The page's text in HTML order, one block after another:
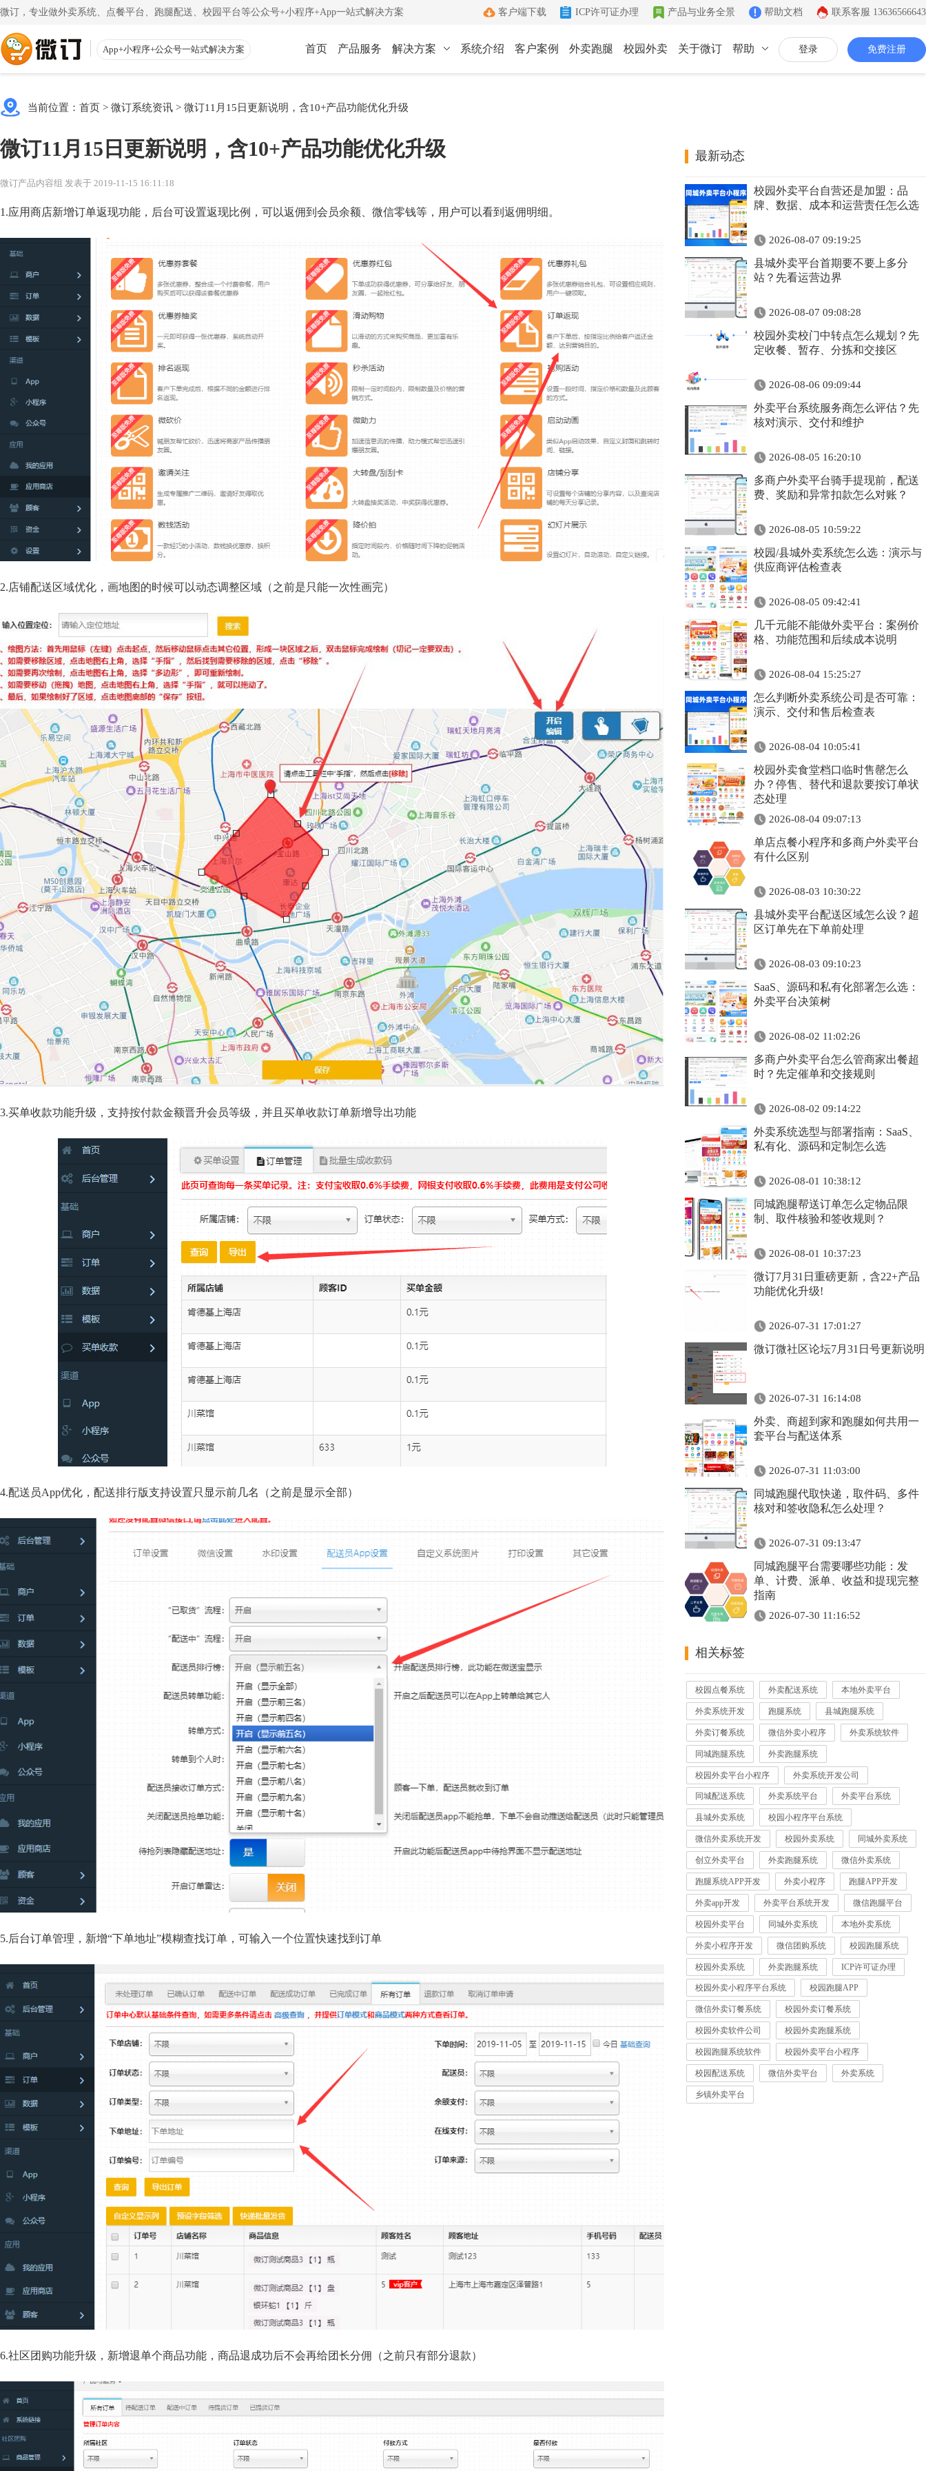
微订，专业做外卖系统、点餐平台、跑腿配送、校园平台等公众号+小程序+App一站式解决方案 联系客服 13636566643
帮助文档
产品与业务全景
ICP许可证办理
客户端下载
App+小程序+公众号一站式解决方案 登录 免费注册
首页 产品服务 解决方案
渠道 公众号 小程序
同城生活信息发布 连接你的客户和粉丝
系统介绍 客户案例 外卖跑腿 校园外卖 关于微订 帮助
使用教程
注册小程序和公众号帐号
初级教程
一步一步视频讲解
帮助中心
常见问题解疑
App下载
手机端的管理客户端
店铺收银管家
粉丝交流沟通工具
标准化六步流程
成功案例
累计服务超过1000+
致力于移动互联网开发
有影响力的互联网企业
公司资质
证件齐全，安全放心
联系我们
7*12小时在线咨询
当前位置： 首页 > 微订系统资讯 > 微订11月15日更新说明，含10+产品功能优化升级
微订11月15日更新说明，含10+产品功能优化升级
微订产品内容组 发表于 2019-11-15 16:11:18
1.应用商店新增订单返现功能，后台可设置返现比例，可以返佣到会员余额、微信零钱等，用户可以看到返佣明细。
2.店铺配送区域优化，画地图的时候可以动态调整区域（之前是只能一次性画完）
3.买单收款功能升级，支持按付款金额晋升会员等级，并且买单收款订单新增导出功能
4.配送员App优化，配送排行版支持设置只显示前几名（之前是显示全部）
5.后台订单管理，新增“下单地址”模糊查找订单，可输入一个位置快速找到订单
6.社区团购功能升级，新增退单个商品功能，商品退成功后不会再给团长分佣（之前只有部分退款）
最新动态
校园外卖平台自营还是加盟：品
牌、数据、成本和运营责任怎么选
2026-08-07 09:19:25
县城外卖平台首期要不要上多分
站？先看运营边界
2026-08-07 09:08:28
校园外卖校门中转点怎么规划？先
定收餐、暂存、分拣和交接区
2026-08-06 09:09:44
外卖平台系统服务商怎么评估？先
核对演示、交付和维护
2026-08-05 16:20:10
多商户外卖平台骑手提现前，配送
费、奖励和异常扣款怎么对账？
2026-08-05 10:59:22
校园/县城外卖系统怎么选：演示与
供应商评估检查表
2026-08-05 09:42:41
几千元能不能做外卖平台：案例价
格、功能范围和后续成本说明
2026-08-04 15:25:27
怎么判断外卖系统公司是否可靠：
演示、交付和售后检查表
2026-08-04 10:05:41
校园外卖食堂档口临时售罄怎么
办？停售、替代和退款要按订单状
态处理
2026-08-04 09:07:13
单店点餐小程序和多商户外卖平台
有什么区别
2026-08-03 10:30:22
县城外卖平台配送区域怎么设？超
区订单先在下单前处理
2026-08-03 09:10:23
SaaS、源码和私有化部署怎么选：
外卖平台决策树
2026-08-02 11:02:26
多商户外卖平台怎么管商家出餐超
时？先定催单和交接规则
2026-08-02 09:14:22
外卖系统选型与部署指南：SaaS、
私有化、源码和定制怎么选
2026-08-01 10:38:12
同城跑腿帮送订单怎么定物品限
制、取件核验和签收规则？
2026-08-01 10:37:23
微订7月31日重磅更新，含22+产品
功能优化升级!
2026-07-31 17:01:27
微订微社区论坛7月31日号更新说明
2026-07-31 16:14:08
外卖、商超到家和跑腿如何共用一
套平台与配送体系
2026-07-31 11:03:00
同城跑腿代取快递，取件码、多件
核对和签收隐私怎么处理？
2026-07-31 09:13:47
同城跑腿平台需要哪些功能：发
单、计费、派单、收益和提现完整
指南
2026-07-30 11:16:52
相关标签
校园点餐系统 外卖配送系统 本地外卖平台
外卖系统开发 跑腿系统 县城跑腿系统
外卖订餐系统 微信外卖小程序 外卖系统软件
同城跑腿系统 外卖跑腿系统
校园外卖平台小程序 外卖系统开发公司
同城配送系统 外卖系统平台 外卖平台系统
县城外卖系统 校园小程序平台系统
微信外卖系统开发 校园外卖系统 同城外卖系统
创立外卖平台 外卖跑腿系统 微信外卖系统
跑腿系统APP开发 外卖小程序 跑腿APP开发
外卖app开发 外卖平台系统开发 微信跑腿平台
校园外卖平台 同城外卖系统 本地外卖系统
外卖小程序开发 微信团购系统 校园跑腿系统
校园外卖系统 外卖跑腿系统 ICP许可证办理
校园外卖小程序平台系统 校园跑腿APP
微信外卖订餐系统 校园外卖订餐系统
校园外卖软件公司 校园外卖跑腿系统
校园跑腿系统软件 校园外卖平台小程序
校园配送系统 微信外卖平台 外卖系统
乡镇外卖平台